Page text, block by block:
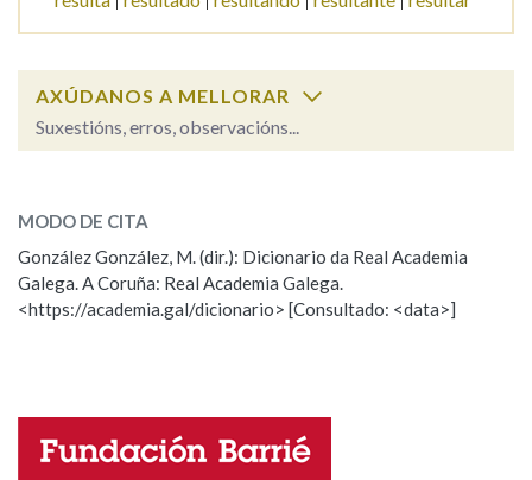
Marcas gramaticais
LIMPAR
AXÚDANOS A MELLORAR
Suxestións, erros, observacións...
ESCOLLE UNHA OPCIÓN:
Observación Hai un erro na palabra
Propoño mellorar a definición
Nome
MODO DE CITA
González González, M. (dir.): Dicionario da Real Academia
Galega. A Coruña: Real Academia Galega.
<https://academia.gal/dicionario> [Consultado: <data>]